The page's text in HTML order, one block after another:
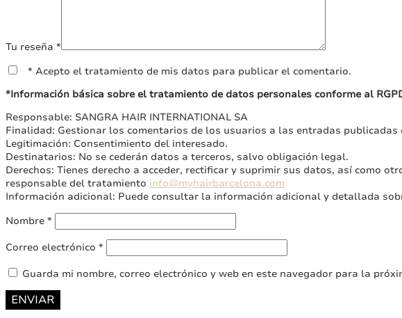
Tu reseña *
* Acepto el tratamiento de mis datos para publicar el comentario.
*Información básica sobre el tratamiento de datos personales conforme al RGPD
Responsable: SANGRA HAIR INTERNATIONAL SA
Finalidad: Gestionar los comentarios de los usuarios a las entradas
Legitimación: Consentimiento del interesado.
Destinatarios: No se cederán datos a terceros, salvo obligación legal.
Derechos: Tienes derecho a acceder, rectificar y suprimir sus datos, así como
responsable del tratamiento info@myhairbarcelona.com
Información adicional: Puede consultar la información adicional y detallada
Nombre *
Correo electrónico *
Guarda mi nombre, correo electrónico y web en este navegador para la
ENVIAR